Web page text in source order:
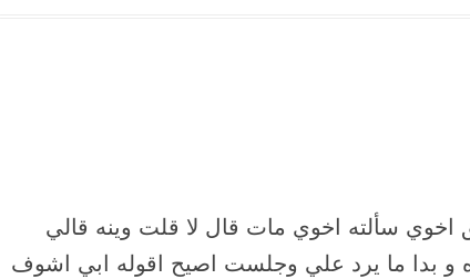
سألته اخوي مات قال لا قلت وينه قالي
و بدا ما يرد علي وجلست اصيح اقوله ابي اشوف